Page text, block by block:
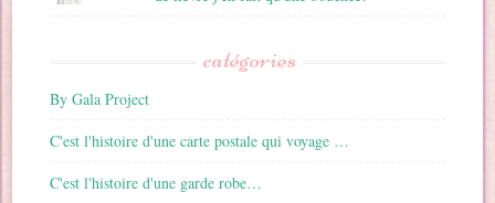
catégories
By Gala Project
C'est l'histoire d'une carte postale qui voyage …
C'est l'histoire d'une garde robe…